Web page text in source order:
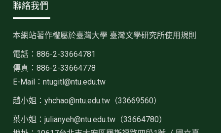
聯絡我們
本網站著作權屬於臺灣大學 臺灣文學研究所使用規則
電話：886-2-33664781
傳真：886-2-33664778
E-Mail：ntugitl@ntu.edu.tw
趙小姐：yhchao@ntu.edu.tw（33669560）
葉小姐：julianyeh@ntu.edu.tw（33664780）